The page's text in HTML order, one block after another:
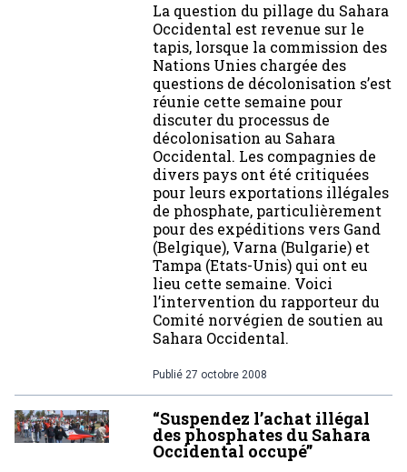
La question du pillage du Sahara
Occidental est revenue sur le
tapis, lorsque la commission des
Nations Unies chargée des
questions de décolonisation s’est
réunie cette semaine pour
discuter du processus de
décolonisation au Sahara
Occidental. Les compagnies de
divers pays ont été critiquées
pour leurs exportations illégales
de phosphate, particulièrement
pour des expéditions vers Gand
(Belgique), Varna (Bulgarie) et
Tampa (Etats-Unis) qui ont eu
lieu cette semaine. Voici
l’intervention du rapporteur du
Comité norvégien de soutien au
Sahara Occidental.
Publié 27 octobre 2008
“Suspendez l’achat illégal
des phosphates du Sahara
Occidental occupé”